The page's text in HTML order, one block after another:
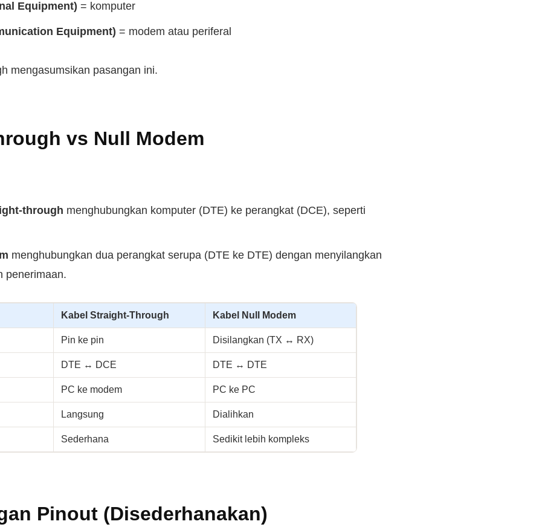
Equipment) = komputer
Equipment) = modem atau periferal
mengasumsikan pasangan ini.
vs Null Modem
through menghubungkan komputer (DTE) ke perangkat (DCE), seperti
menghubungkan dua perangkat serupa (DTE ke DTE) dengan menyilangkan
penerimaan.
Kabel Straight-Through Kabel Null Modem
Pin ke pin Disilangkan (TX ↔ RX)
DTE ↔ DCE DTE ↔ DTE
PC ke modem PC ke PC
Langsung Dialihkan
Sederhana Sedikit lebih kompleks
Pinout (Disederhanakan)